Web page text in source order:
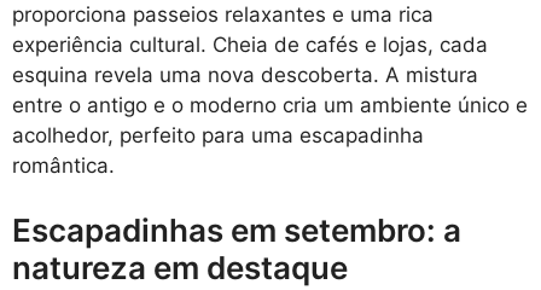
proporciona passeios relaxantes e uma rica
experiência cultural. Cheia de cafés e lojas, cada
esquina revela uma nova descoberta. A mistura
entre o antigo e o moderno cria um ambiente único e
acolhedor, perfeito para uma escapadinha
romântica.
Escapadinhas em setembro: a
natureza em destaque